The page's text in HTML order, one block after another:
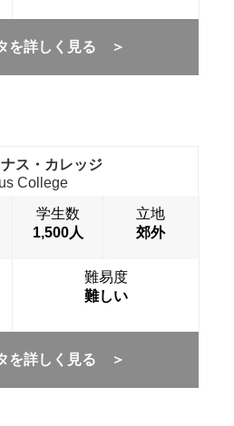
を詳しく見る ＞
ス・カレッジ
College
学生数
1,500人
立地
郊外
難易度
難しい
を詳しく見る ＞